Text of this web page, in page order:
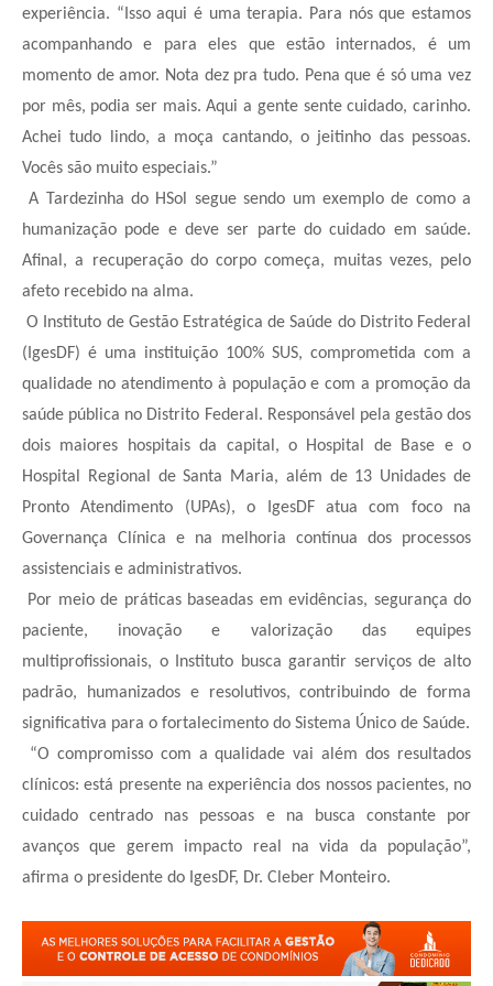
experiência. “Isso aqui é uma terapia. Para nós que estamos
acompanhando e para eles que estão internados, é um
momento de amor. Nota dez pra tudo. Pena que é só uma vez
por mês, podia ser mais. Aqui a gente sente cuidado, carinho.
Achei tudo lindo, a moça cantando, o jeitinho das pessoas.
Vocês são muito especiais.”
A Tardezinha do HSol segue sendo um exemplo de como a
humanização pode e deve ser parte do cuidado em saúde.
Afinal, a recuperação do corpo começa, muitas vezes, pelo
afeto recebido na alma.
O Instituto de Gestão Estratégica de Saúde do Distrito Federal
(IgesDF) é uma instituição 100% SUS, comprometida com a
qualidade no atendimento à população e com a promoção da
saúde pública no Distrito Federal. Responsável pela gestão dos
dois maiores hospitais da capital, o Hospital de Base e o
Hospital Regional de Santa Maria, além de 13 Unidades de
Pronto Atendimento (UPAs), o IgesDF atua com foco na
Governança Clínica e na melhoria contínua dos processos
assistenciais e administrativos.
Por meio de práticas baseadas em evidências, segurança do
paciente, inovação e valorização das equipes
multiprofissionais, o Instituto busca garantir serviços de alto
padrão, humanizados e resolutivos, contribuindo de forma
significativa para o fortalecimento do Sistema Único de Saúde.
“O compromisso com a qualidade vai além dos resultados
clínicos: está presente na experiência dos nossos pacientes, no
cuidado centrado nas pessoas e na busca constante por
avanços que gerem impacto real na vida da população”,
afirma o presidente do IgesDF, Dr. Cleber Monteiro.